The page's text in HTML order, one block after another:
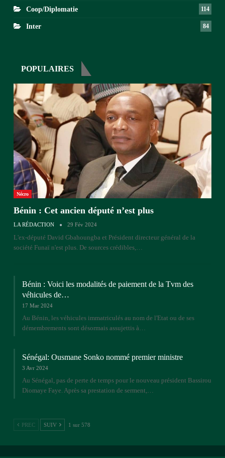
Coop/Diplomatie 114
Inter 84
POPULAIRES
Nécro
Bénin : Cet ancien député n’est plus
LA RÉDACTION 29 Fév 2024
L'ex-député David Gbahoungba et Président directeur général de la
société Funaï n'est plus. De sources crédibles,…
Bénin : Voici les modalités de paiement de la Tvm des
véhicules de…
17 Mar 2024
Au Bénin, les véhicules immatriculés au nom de l'Etat ou de ses
démembrements sont désormais assujettis à…
Sénégal: Ousmane Sonko nommé premier ministre
3 Avr 2024
Au Sénégal, pas de perte de temps pour le nouveau président Bassirou
Diomaye Faye. Après sa prestation de serment,…
PREC SUIV 1 sur 578